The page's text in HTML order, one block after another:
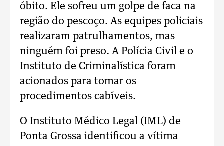
óbito. Ele sofreu um golpe de faca na
região do pescoço. As equipes policiais
realizaram patrulhamentos, mas
ninguém foi preso. A Polícia Civil e o
Instituto de Criminalística foram
acionados para tomar os
procedimentos cabíveis.
O Instituto Médico Legal (IML) de
Ponta Grossa identificou a vítima